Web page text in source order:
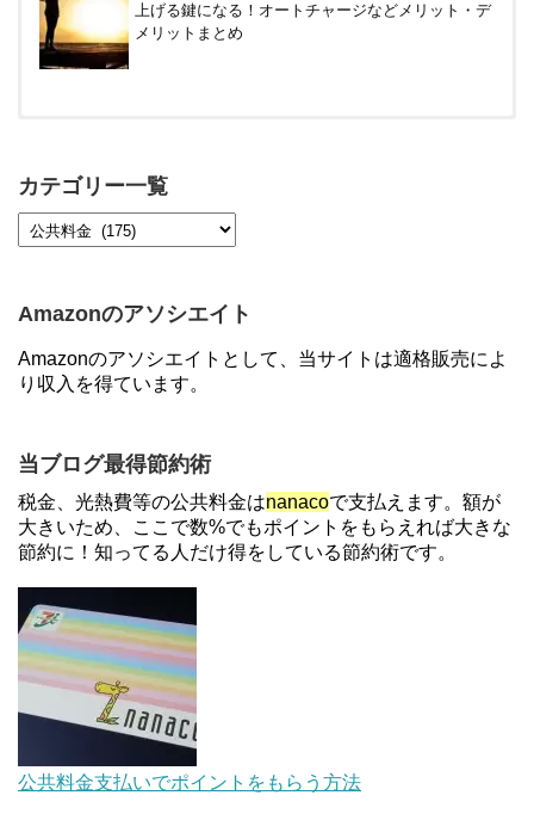
上げる鍵になる！オートチャージなどメリット・デ
メリットまとめ
【7/21まで】エアウォレット(COIN+)で最大98,300
【2倍増量】PayPayカード、まるごとフラットリボ
登録と3回利用で10000ptがもらえるキャンペーン！
3/31まで
【解決】マリオットボンヴォイにログインできな
い、パスワード変更不可の原因はコレでした。
【対象者限定】楽天ペイで決済すると最大300ポイ
ントキャンペーン！～6/1
デジタルギフト改悪でいろいろ手数料徴収へ！8/3
～
au Pay等に等価交換できる「えらべるギフト」がフ
ァミリマートとミニストップで登場！WAON1%還
カテゴリー一覧
Amazonのアソシエイト
Amazonのアソシエイトとして、当サイトは適格販売によ
り収入を得ています。
当ブログ最得節約術
税金、光熱費等の公共料金はnanacoで支払えます。額が
大きいため、ここで数%でもポイントをもらえれば大きな
節約に！知ってる人だけ得をしている節約術です。
公共料金支払いでポイントをもらう方法